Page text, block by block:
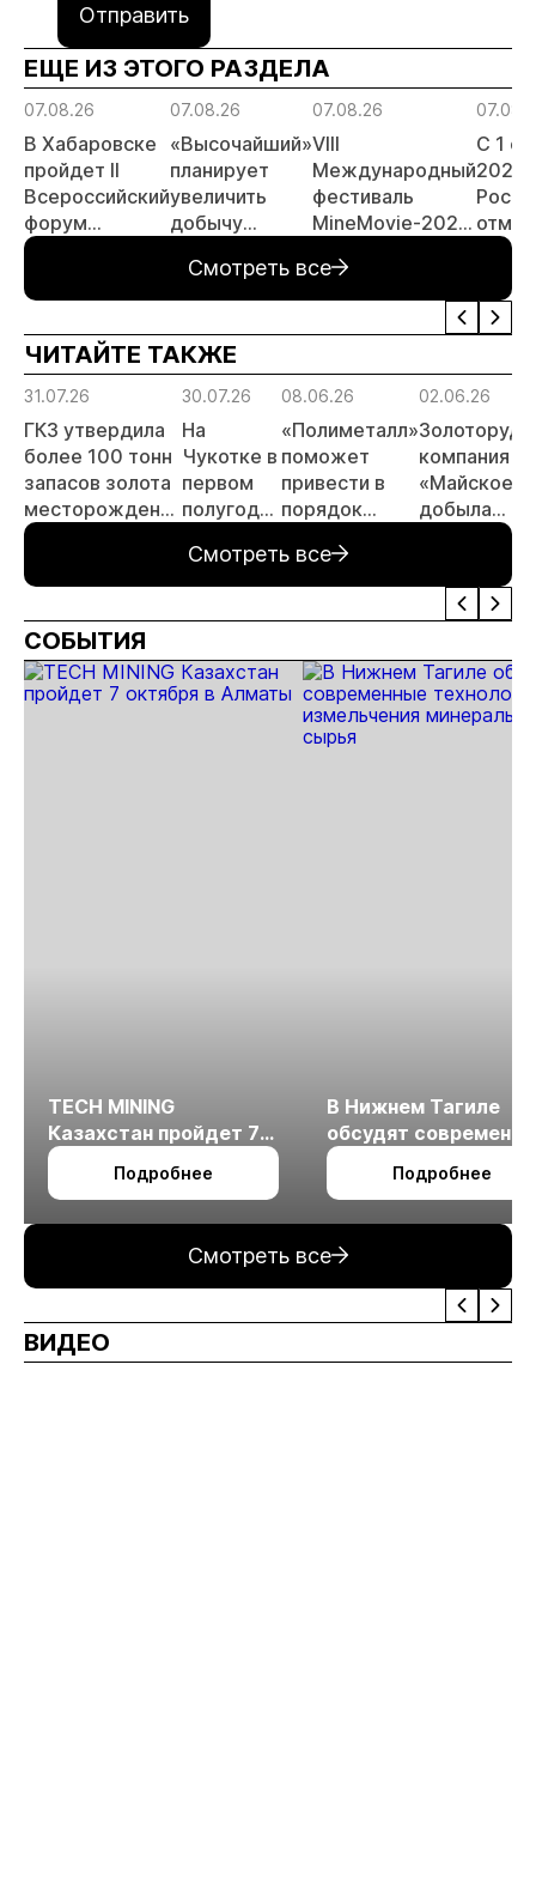
Отправить
ЕЩЕ ИЗ ЭТОГО РАЗДЕЛА
07.08.26
В Хабаровске
пройдет II
Всероссийский
форум
«Россыпное
России»
07.08.26
«Высочайший»
планирует
увеличить
добычу
тонн в 2026
году
07.08.26
VIII
Международный
фестиваль
MineMovie-2026
заявок
С 1
2026
МСБ
Смотреть все
ЧИТАЙТЕ ТАКЖЕ
31.07.26
ГКЗ утвердила
более 100 тонн
запасов золота
месторождения
«Совиное» на
30.07.26
На
Чукотке в
первом
полугодии
11,3 тонны
золота
08.06.26
«Полиметалл»
поможет
привести в
порядок
Певеке
02.06.26
компания
«Майское»
добыла
тонн руды
Смотреть все
СОБЫТИЯ
TECH MINING
Казахстан пройдет 7
октября в Алматы
Подробнее
В Нижнем Тагиле
обсудят
технологии
измельчения
Подробнее
Смотреть все
ВИДЕО